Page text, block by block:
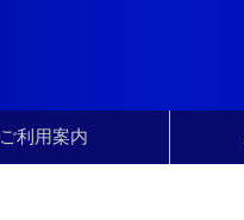
ご利用案内